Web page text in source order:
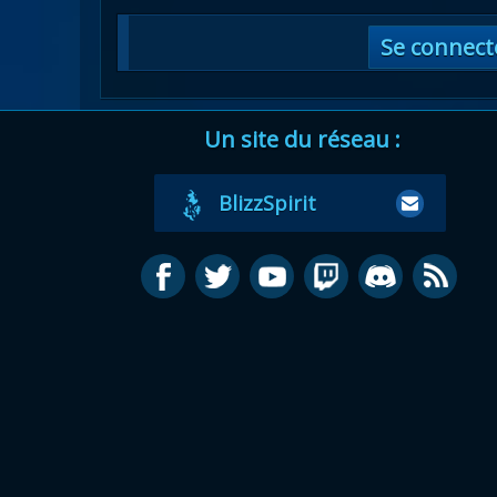
Se
Un site du réseau :
BlizzSpirit